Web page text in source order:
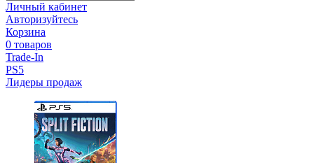
Личный кабинет
Авторизуйтесь
Корзина
0 товаров
Trade-In
PS5
Лидеры продаж